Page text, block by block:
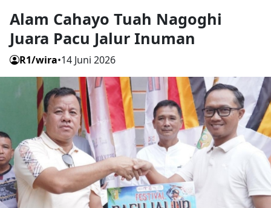
Alam Cahayo Tuah Nagoghi
Juara Pacu Jalur Inuman
R1/wira•14 Juni 2026